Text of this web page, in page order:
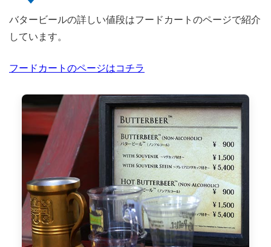
バタービールの詳しい値段はフードカートのページで紹介
しています。
フードカートのページはコチラ